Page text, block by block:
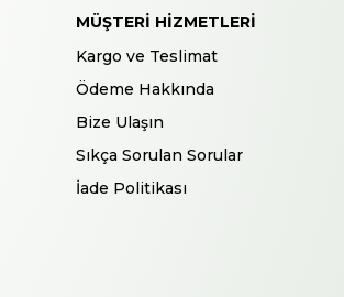
MÜŞTERI HIZMETLERI
Kargo ve Teslimat
Ödeme Hakkında
Bize Ulaşın
Sıkça Sorulan Sorular
İade Politikası